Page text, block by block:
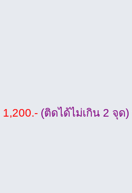
1,200.- (ติดได้ไม่เกิน 2 จุด)